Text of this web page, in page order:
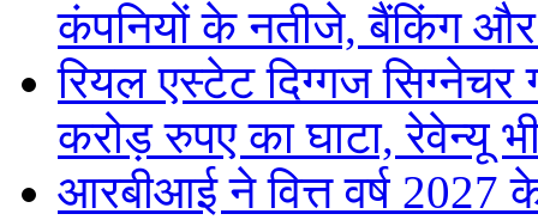
कंपनियों के नतीजे, बैंकिंग
रियल एस्टेट दिग्गज सिग्नेचर
करोड़ रुपए का घाटा, रेवेन्यू
आरबीआई ने वित्त वर्ष 2027